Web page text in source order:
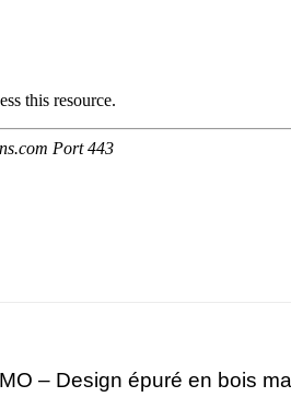
– Design épuré en bois